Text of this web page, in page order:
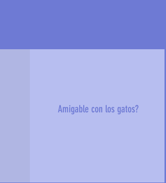
Amigable con los gatos?